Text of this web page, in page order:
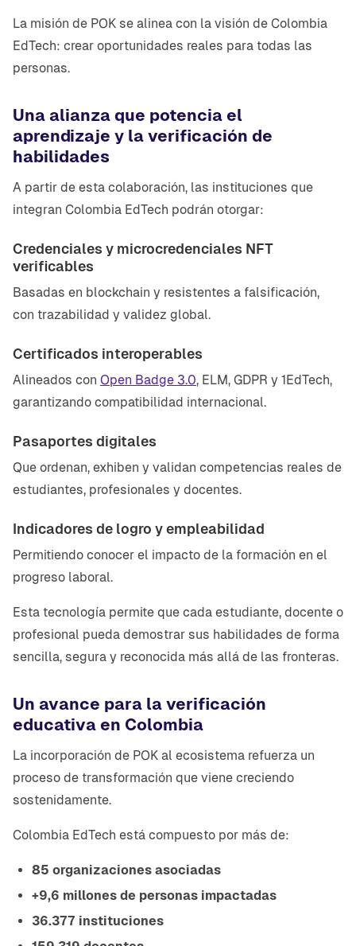
La misión de POK se alinea con la visión de Colombia
EdTech: crear oportunidades reales para todas las
personas.
Una alianza que potencia el
aprendizaje y la verificación de
habilidades
A partir de esta colaboración, las instituciones que
integran Colombia EdTech podrán otorgar:
Credenciales y microcredenciales NFT
verificables
Basadas en blockchain y resistentes a falsificación,
con trazabilidad y validez global.
Certificados interoperables
Alineados con Open Badge 3.0, ELM, GDPR y 1EdTech,
garantizando compatibilidad internacional.
Pasaportes digitales
Que ordenan, exhiben y validan competencias reales de
estudiantes, profesionales y docentes.
Indicadores de logro y empleabilidad
Permitiendo conocer el impacto de la formación en el
progreso laboral.
Esta tecnología permite que cada estudiante, docente o
profesional pueda demostrar sus habilidades de forma
sencilla, segura y reconocida más allá de las fronteras.
Un avance para la verificación
educativa en Colombia
La incorporación de POK al ecosistema refuerza un
proceso de transformación que viene creciendo
sostenidamente.
Colombia EdTech está compuesto por más de:
85 organizaciones asociadas
+9,6 millones de personas impactadas
36.377 instituciones